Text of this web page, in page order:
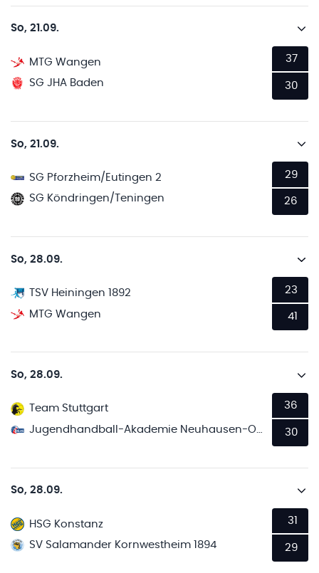
So, 21.09.
MTG Wangen
SG JHA Baden
37
30
So, 21.09.
SG Pforzheim/Eutingen 2
SG Köndringen/Teningen
29
26
So, 28.09.
TSV Heiningen 1892
MTG Wangen
23
41
So, 28.09.
Team Stuttgart
36
30
So, 28.09.
HSG Konstanz
SV Salamander Kornwestheim 1894
31
29